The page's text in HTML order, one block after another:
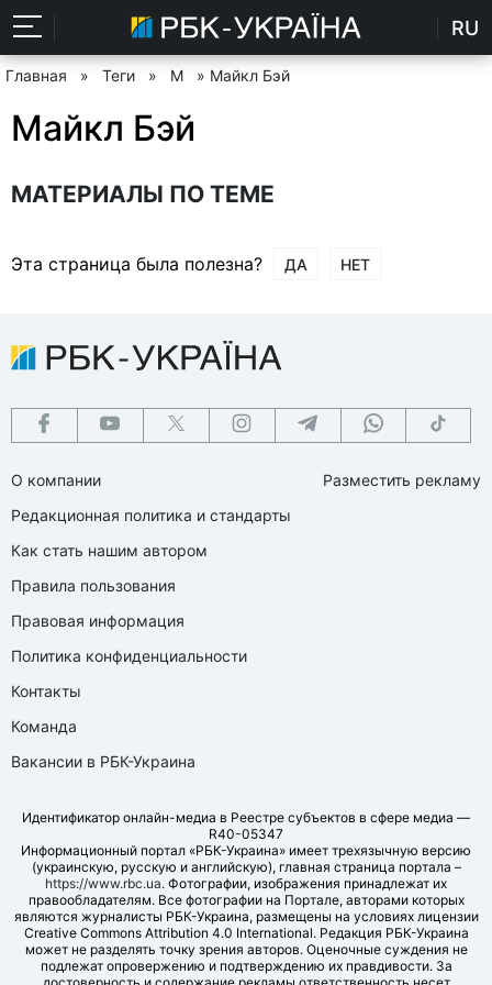
RU
Главная » Теги » М » Майкл Бэй
Майкл Бэй
МАТЕРИАЛЫ ПО ТЕМЕ
Эта страница была полезна? ДА НЕТ
О компании
Редакционная политика и стандарты
Как стать нашим автором
Правила пользования
Правовая информация
Политика конфиденциальности
Контакты
Команда
Вакансии в РБК-Украина
Разместить рекламу
Идентификатор онлайн-медиа в Реестре субъектов в сфере медиа —
R40-05347
Информационный портал «РБК-Украина» имеет трехязычную версию
(украинскую, русскую и английскую), главная страница портала –
https://www.rbc.ua. Фотографии, изображения принадлежат их
правообладателям. Все фотографии на Портале, авторами которых
являются журналисты РБК-Украина, размещены на условиях лицензии
Creative Commons Attribution 4.0 International. Редакция РБК-Украина
может не разделять точку зрения авторов. Оценочные суждения не
подлежат опровержению и подтверждению их правдивости. За